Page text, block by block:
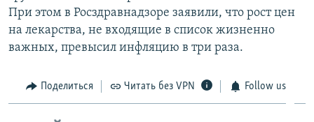
При этом в Росздравнадзоре заявили, что рост цен
на лекарства, не входящие в список жизненно
важных, превысил инфляцию в три раза.
Поделиться Читать без VPN Follow us